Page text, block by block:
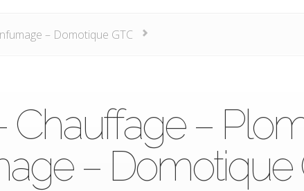
– Domotique GTC
Chauffage –
– Domotique